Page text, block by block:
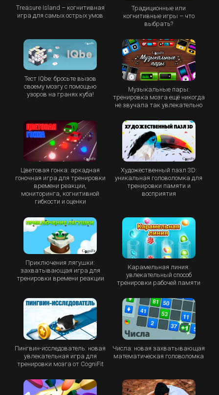
Treasure Island – когнитивная
игра для самых острых умов
Традиционные или
когнитивные игры – что
выбрать?
Тест IQbe: бросьте вызов
своему мозгу с помощью
узоров на гранях куба!
Музыкальные пары:
тренировка мозга ещё никогда
не звучала так увлекательно
Цветовая гонка: аркадная
гоночная игра для тренировки
времени реакции,
мониторинга, когнитивной
гибкости и оценки
Художественный пазл 3D:
уникальная головоломка для
тренировки памяти и
восприятия
Приключения лягушки:
захватывающая игра для
тренировки времени реакции
Карамельная линия:
увлекательный способ
тренировки рабочей памяти
Пингвин-исследователь: новая
увлекательная игра для
тренировки мозга от CogniFit
Числа: новая захватывающая
математическая головоломка